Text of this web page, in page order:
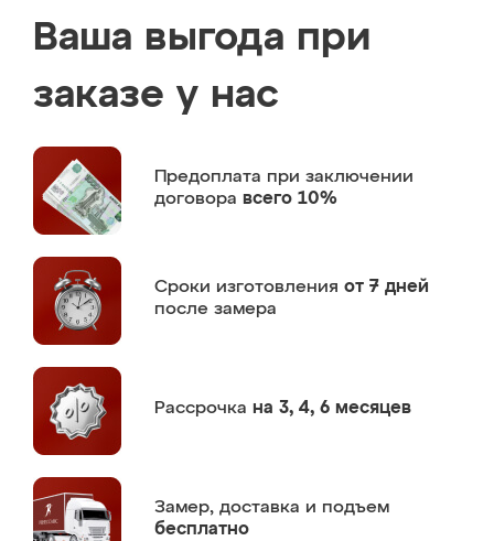
Ваша выгода при
заказе у нас
Предоплата при заключении
договора всего 10%
Сроки изготовления от 7 дней
после замера
Рассрочка на 3, 4, 6 месяцев
Замер, доставка и подъем
бесплатно